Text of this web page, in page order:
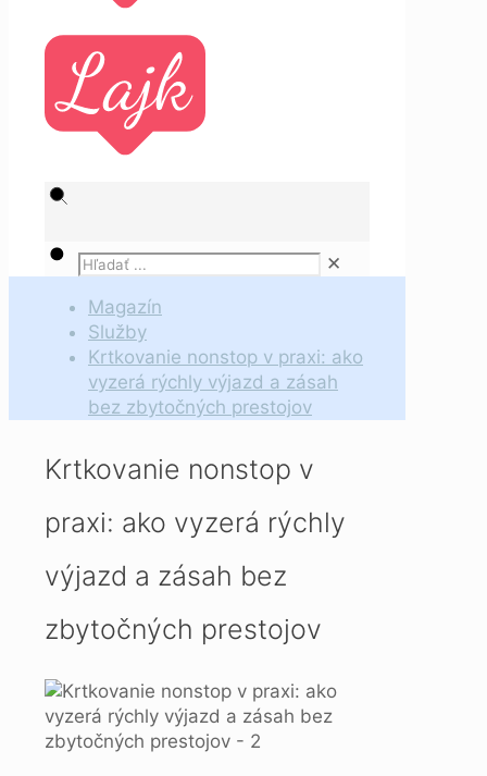
✕
Magazín
Služby
Krtkovanie nonstop v praxi: ako
vyzerá rýchly výjazd a zásah
bez zbytočných prestojov
Krtkovanie nonstop v
praxi: ako vyzerá rýchly
výjazd a zásah bez
zbytočných prestojov